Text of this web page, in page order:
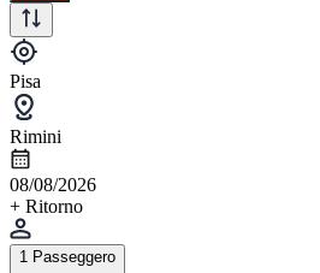
Pisa
Rimini
08/08/2026
+ Ritorno
1 Passeggero